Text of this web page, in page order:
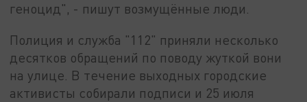
геноцид", - пишут возмущённые люди.
Полиция и служба "112" приняли несколько
десятков обращений по поводу жуткой вони
на улице. В течение выходных городские
активисты собирали подписи и 25 июля